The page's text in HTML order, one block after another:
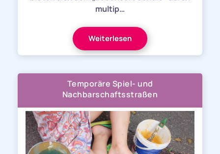
multip…
Weiterlesen
Temporäre Spiel- und
Nachbarschaftsstraßen